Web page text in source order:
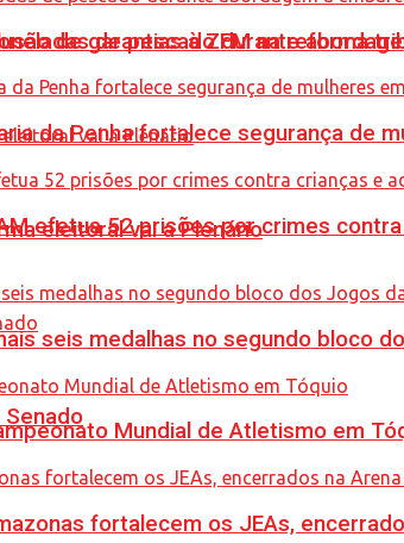
de garantias à ZFM na reforma
eleitoral vai a Plenário
Senado
de pescado durante
da Penha fortalece segurança de
efetua 52 prisões por crimes
seis medalhas no segundo bloco
Mundial de Atletismo em
fortalecem os JEAs,